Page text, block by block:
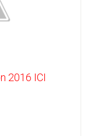
2016 ICI